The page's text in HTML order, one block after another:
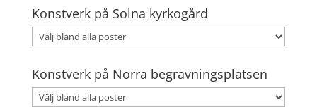
Konstverk på Solna kyrkogård
Konstverk på Norra begravningsplatsen